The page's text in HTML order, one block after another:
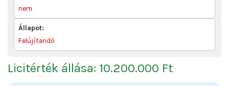
nem
Állapot:
Felújítandó
Licitérték állása: 10.200.000 Ft